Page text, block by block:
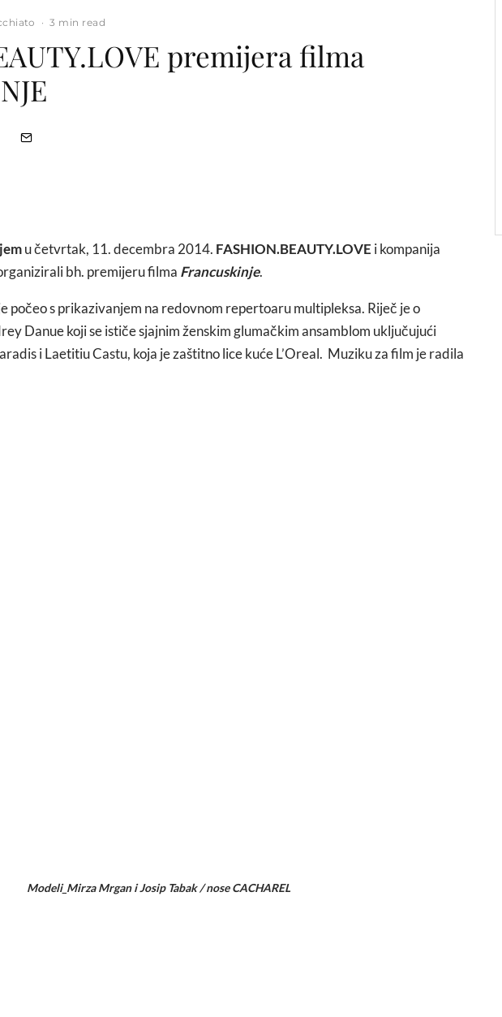
· 3 min read
premijera filma
u četvrtak, 11. decembra 2014. FASHION.BEAUTY.LOVE i kompanija
bh. premijeru filma Francuskinje.
počeo s prikazivanjem na redovnom repertoaru multipleksa. Riječ je o
Danue koji se ističe sjajnim ženskim glumačkim ansamblom uključujući
i Laetitiu Castu, koja je zaštitno lice kuće L’Oreal. Muziku za film je radila
Modeli_Mirza Mrgan i Josip Tabak / nose CACHAREL